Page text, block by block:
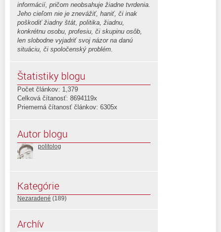
informácií, pričom neobsahuje žiadne tvrdenia.
Jeho cieľom nie je znevážiť, haniť, či inak
poškodiť žiadny štát, politika, žiadnu,
konkrétnu osobu, profesiu, či skupinu osôb,
len slobodne vyjadriť svoj názor na danú
situáciu, či spoločenský problém.
Štatistiky blogu
Počet článkov: 1,379
Celková čítanosť: 8694119x
Priemerná čítanosť článkov: 6305x
Autor blogu
politolog
Kategórie
Nezaradené (189)
Archív